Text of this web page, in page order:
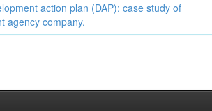
action plan (DAP): case study of
agency company.